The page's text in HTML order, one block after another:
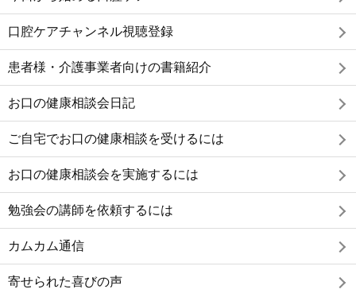
口腔ケアチャンネル視聴登録
患者様・介護事業者向けの書籍紹介
お口の健康相談会日記
ご自宅でお口の健康相談を受けるには
お口の健康相談会を実施するには
勉強会の講師を依頼するには
カムカム通信
寄せられた喜びの声